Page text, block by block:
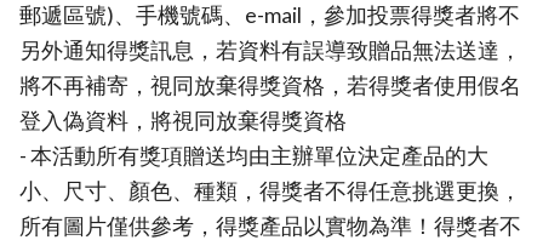
郵遞區號)、手機號碼、e-mail，參加投票得獎者將不
另外通知得獎訊息，若資料有誤導致贈品無法送達，
將不再補寄，視同放棄得獎資格，若得獎者使用假名
登入偽資料，將視同放棄得獎資格
- 本活動所有獎項贈送均由主辦單位決定產品的大
小、尺寸、顏色、種類，得獎者不得任意挑選更換，
所有圖片僅供參考，得獎產品以實物為準！得獎者不